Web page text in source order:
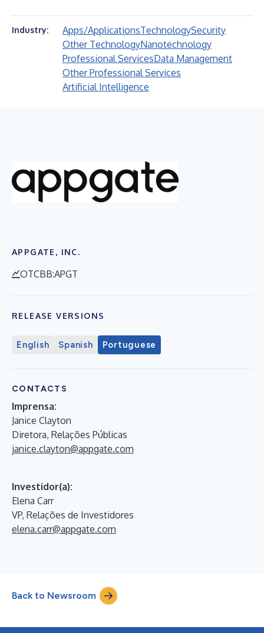
Industry: Apps/ApplicationsTechnologySecurity
Other TechnologyNanotechnology
Professional ServicesData Management
Other Professional Services
Artificial Intelligence
APPGATE, INC.
OTCBB:APGT
RELEASE VERSIONS
English Spanish Portuguese
CONTACTS
Imprensa:
Janice Clayton
Diretora, Relações Públicas
janice.clayton@appgate.com
Investidor(a):
Elena Carr
VP, Relações de Investidores
elena.carr@appgate.com
Back to Newsroom